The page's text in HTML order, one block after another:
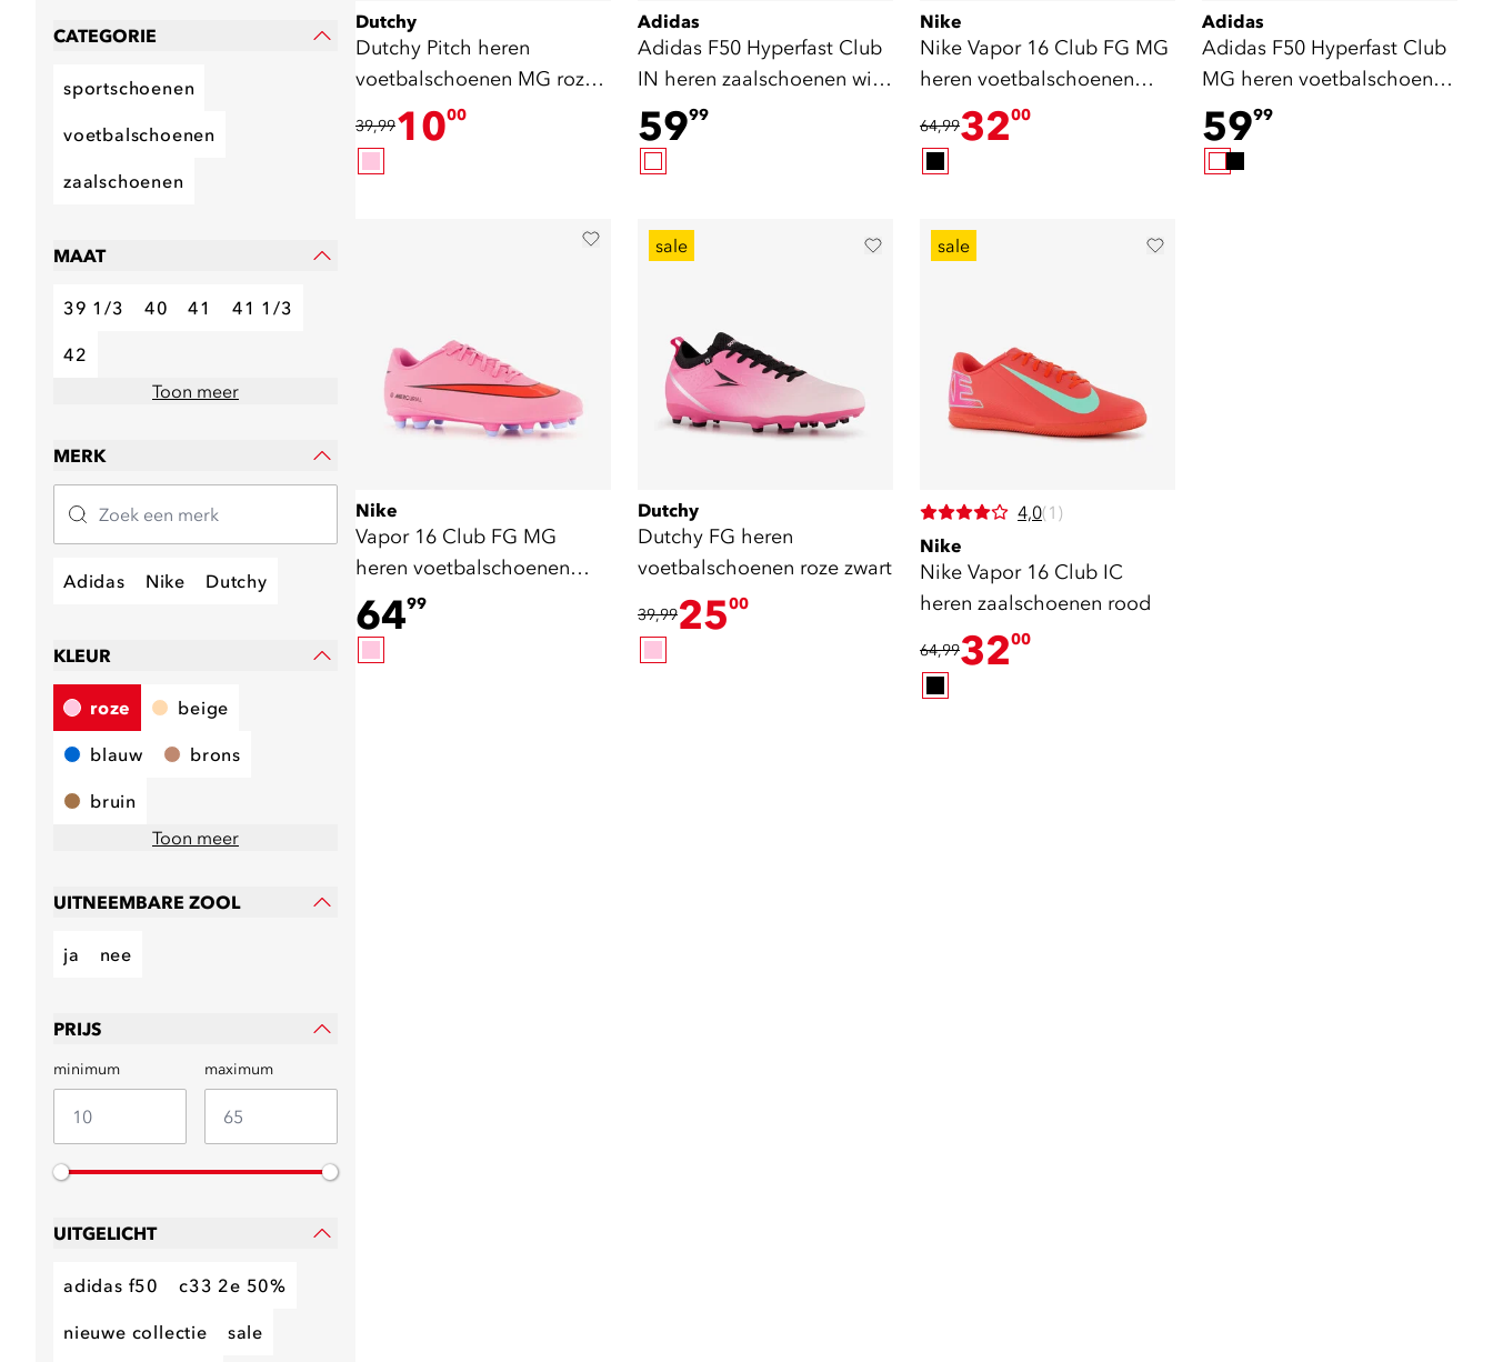
CATEGORIE
sportschoenen
voetbalschoenen
zaalschoenen
MAAT
39 1/3 40 41 41 1/3
42
Toon meer
MERK
Adidas Nike Dutchy
KLEUR
roze beige
blauw brons
bruin
Toon meer
UITNEEMBARE ZOOL
ja nee
PRIJS
minimum maximum
UITGELICHT
adidas f50 c33 2e 50%
nieuwe collectie sale
Dutchy
Dutchy Pitch heren
voetbalschoenen MG roze
39,991000
Adidas
Adidas F50 Hyperfast Club
IN heren zaalschoenen wit
roze
5999
Nike
Nike Vapor 16 Club FG MG
heren voetbalschoenen
rood
64,993200
Adidas
Adidas F50 Hyperfast Club
MG heren voetbalschoenen
wit roze
5999
Nike
Vapor 16 Club FG MG
heren voetbalschoenen
roze
6499
sale
Dutchy
Dutchy FG heren
voetbalschoenen roze zwart
39,992500
sale
4,0(1)
Nike
Nike Vapor 16 Club IC
heren zaalschoenen rood
64,993200